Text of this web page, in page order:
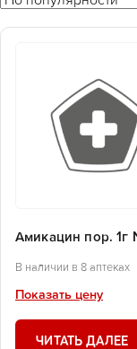
Амикацин пор. 1г
В наличии в 8 аптеках
Показать цену
ЧИТАТЬ ДАЛЕЕ